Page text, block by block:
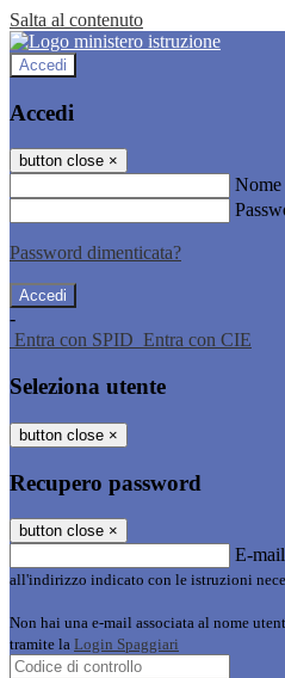
Salta al contenuto
Accedi
Accedi
button close ×
Nome
Password dimenticata?
-
Entra con SPID Entra con CIE
Seleziona utente
button close ×
Recupero password
button close ×
E-mail
all'indirizzo indicato con le istruzioni
Non hai una e-mail associata al nome
tramite la Login Spaggiari